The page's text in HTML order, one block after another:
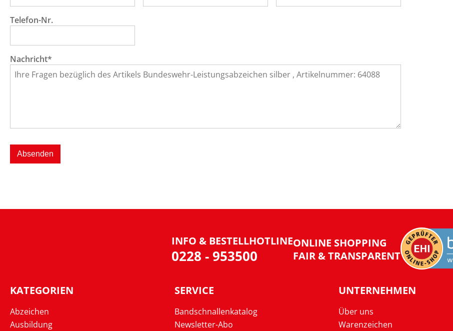
Telefon-Nr.
Nachricht*
Absenden
INFO & BESTELLHOTLINE
0228 - 953500
ONLINE SHOPPING
FAIR & TRANSPARENT
KATEGORIEN
Abzeichen
Ausbildung
SERVICE
Bandschnallenkatalog
Newsletter-Abo
UNTERNEHMEN
Über uns
Warenzeichen